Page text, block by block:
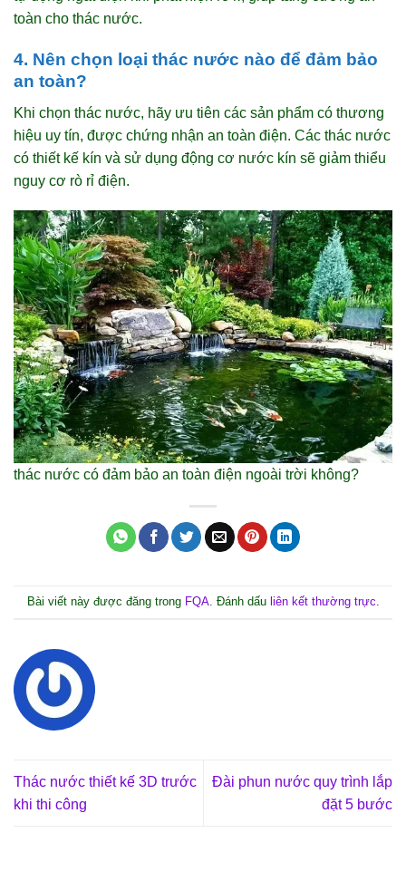
toàn cho thác nước.
4. Nên chọn loại thác nước nào để đảm bảo
an toàn?
Khi chọn thác nước, hãy ưu tiên các sản phẩm có thương
hiệu uy tín, được chứng nhận an toàn điện. Các thác nước
có thiết kế kín và sử dụng động cơ nước kín sẽ giảm thiểu
nguy cơ rò rỉ điện.
thác nước có đảm bảo an toàn điện ngoài trời không?
Bài viết này được đăng trong FQA. Đánh dấu liên kết thường trực
Thác nước thiết kế 3D trước
khi thi công
Đài phun nước quy trình lắp
đặt 5 bước